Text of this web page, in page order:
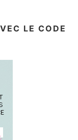
LE CODE